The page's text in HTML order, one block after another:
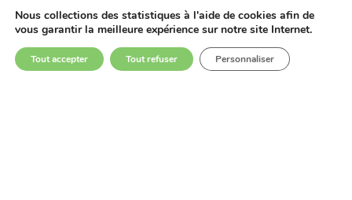
et nous souhaitons que de nombreuses personnes nous
rejoignent. Je m’engage avec mon équipe à mettre tout en
œuvre pour faire en sorte d’atteindre cet objectif ambitieux de
Nous collections des statistiques à l'aide de cookies afin de
vous garantir la meilleure expérience sur notre site Internet.
Tout accepter Tout refuser Personnaliser